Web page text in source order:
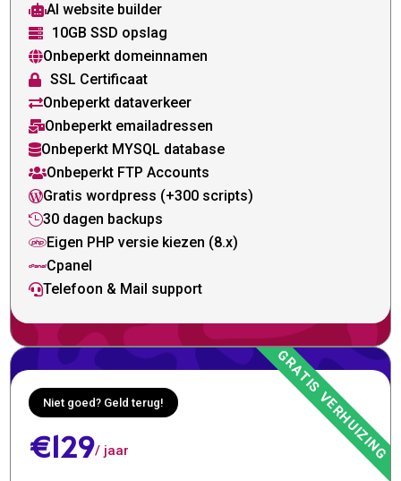
AI website builder
 10GB SSD opslag
Onbeperkt domeinnamen
 SSL Certificaat
Onbeperkt dataverkeer
Onbeperkt emailadressen
Onbeperkt MYSQL database
Onbeperkt FTP Accounts
Gratis wordpress (+300 scripts)
30 dagen backups
Eigen PHP versie kiezen (8.x)
Cpanel
Telefoon & Mail support
Niet goed? Geld terug!
€129/ jaar